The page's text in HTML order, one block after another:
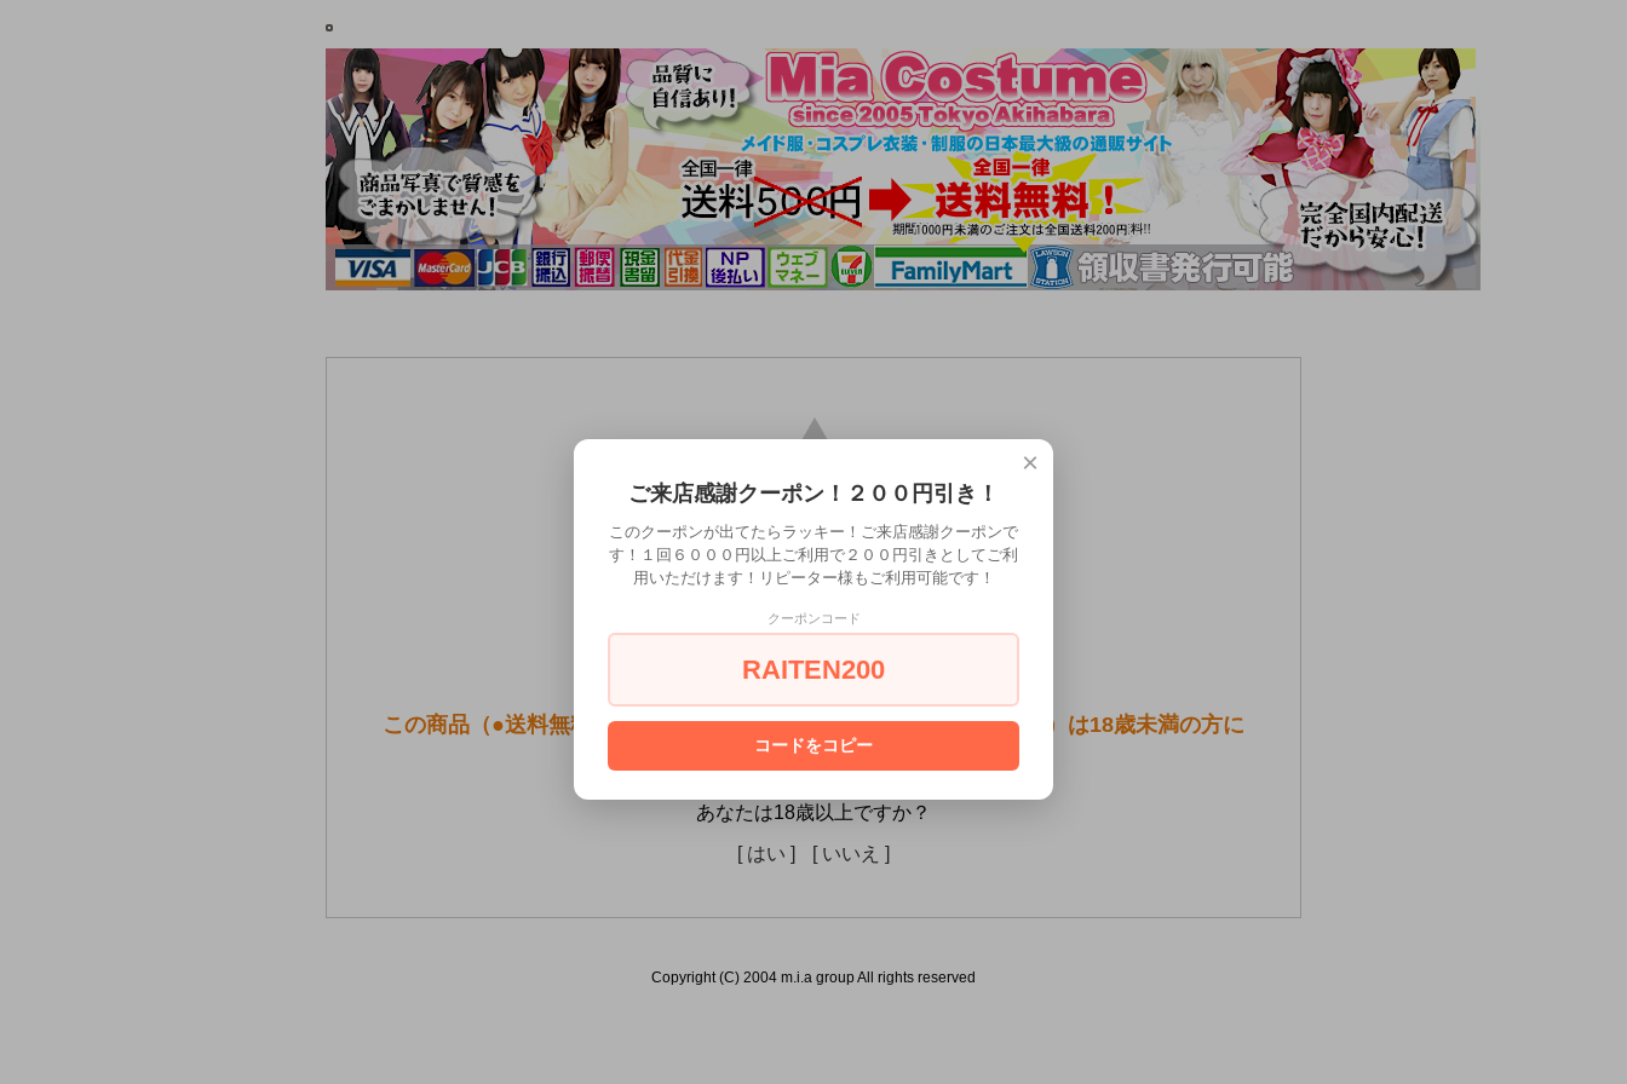
この商品（●送料無料●SMart[スマート] ボンテージテープ BLACK）は18歳未満の方に
は販売できません。
あなたは18歳以上ですか？
[ はい ]
[ いいえ ]
Copyright (C) 2004 m.i.a group All rights reserved
×
ご来店感謝クーポン！２００円引き！
このクーポンが出てたらラッキー！ご来店感謝クーポンで
す！１回６０００円以上ご利用で２００円引きとしてご利
用いただけます！リピーター様もご利用可能です！
クーポンコード
RAITEN200
コードをコピー